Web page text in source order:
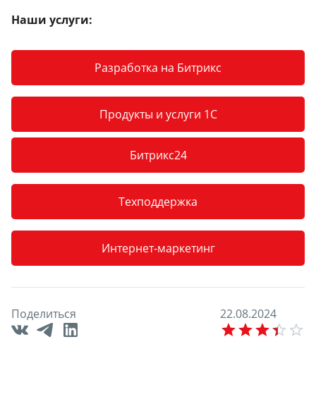
Наши услуги:
Разработка на Битрикс
Продукты и услуги 1С
Битрикс24
Техподдержка
Интернет-маркетинг
Поделиться 22.08.2024